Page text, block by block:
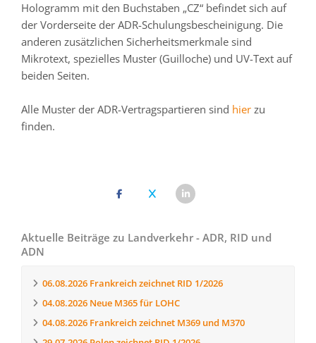
Hologramm mit den Buchstaben „CZ“ befindet sich auf
der Vorderseite der ADR-Schulungsbescheinigung. Die
anderen zusätzlichen Sicherheitsmerkmale sind
Mikrotext, spezielles Muster (Guilloche) und UV-Text auf
beiden Seiten.
Alle Muster der ADR-Vertragspartieren sind hier zu
finden.
Aktuelle Beiträge zu Landverkehr - ADR, RID und
ADN
06.08.2026 Frankreich zeichnet RID 1/2026
04.08.2026 Neue M365 für LOHC
04.08.2026 Frankreich zeichnet M369 und M370